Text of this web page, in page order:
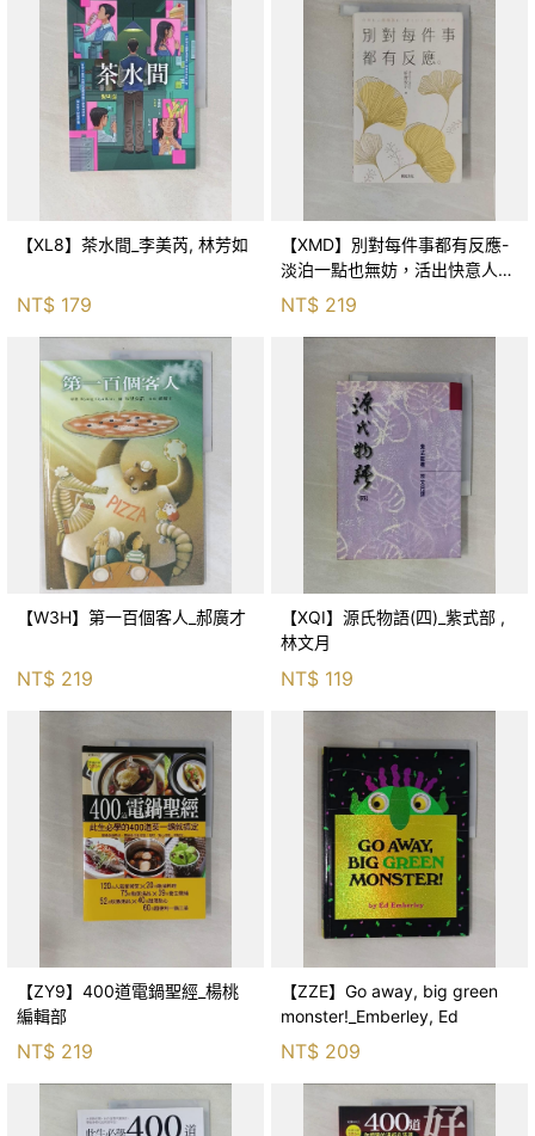
【XL8】茶水間_李美芮, 林芳如
NT$ 179
【XMD】別對每件事都有反應-
淡泊一點也無妨，活出快意人生
的99個禪練習！_枡野俊明, 黃
薇嬪
NT$ 219
【W3H】第一百個客人_郝廣才
NT$ 219
【XQI】源氏物語(四)_紫式部 ,
林文月
NT$ 119
【ZY9】400道電鍋聖經_楊桃
編輯部
NT$ 219
【ZZE】Go away, big green
monster!_Emberley, Ed
NT$ 209